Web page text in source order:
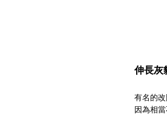
伸長灰
有名的
因為相